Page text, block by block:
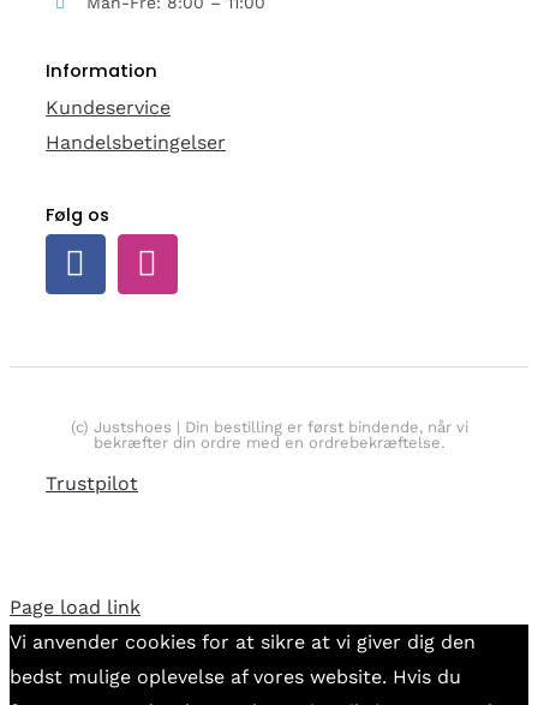
Information
Kundeservice
Handelsbetingelser
Følg os
(c) Justshoes | Din bestilling er først bindende, når vi
bekræfter din ordre med en ordrebekræftelse.
Trustpilot
Page load link
Vi anvender cookies for at sikre at vi giver dig den
bedst mulige oplevelse af vores website. Hvis du